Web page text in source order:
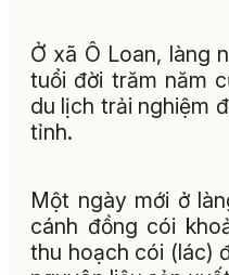
Ở xã Ô Loan, làng
tuổi đời trăm năm
du lịch trải nghiệm
tỉnh.
Một ngày mới ở
cánh đồng cói
thu hoạch cói (lác)